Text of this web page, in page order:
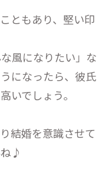
ともあり、堅い印
風になりたい」な
になったら、彼氏
いでしょう。
結婚を意識させて
♪